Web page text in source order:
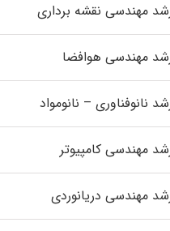
مهندسی نقشه برداری
مهندسی هوافضا
نانوفناوری – نانومواد
مهندسی کامپیوتر
مهندسی دریانوردی